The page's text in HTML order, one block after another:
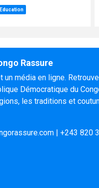
Education
Rassure
un média en ligne.
Démocratique du
les traditions et
+243 820